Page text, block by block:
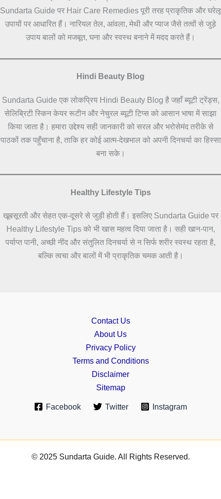
Sundarta Guide पर Hair Care Remedies पूरी तरह प्राकृतिक और घरेलू
उपायों पर आधारित हैं। नारियल तेल, आंवला, मेथी और प्याज जैसे तत्वों से जुड़े
उपाय बालों को मजबूत, घना और स्वस्थ बनाने में मदद करते हैं।
Hindi Beauty Blog
Sundarta Guide एक लोकप्रिय Hindi Beauty Blog है जहाँ ब्यूटी ट्रेंड्स,
सेलिब्रिटी स्किन केयर रूटीन और नेचुरल ब्यूटी टिप्स को आसान भाषा में साझा
किया जाता है। हमारा उद्देश्य सही जानकारी को सरल और भरोसेमंद तरीके से
पाठकों तक पहुँचाना है, ताकि हर कोई आत्म-देखभाल को अपनी दिनचर्या का हिस्सा
बना सके।
Healthy Lifestyle Tips
खूबसूरती और सेहत एक-दूसरे से जुड़ी होती हैं। इसलिए Sundarta Guide पर
Healthy Lifestyle Tips को भी खास महत्व दिया जाता है। सही खान-पान,
पर्याप्त पानी, अच्छी नींद और संतुलित दिनचर्या से न सिर्फ शरीर स्वस्थ रहता है,
बल्कि त्वचा और बालों में भी प्राकृतिक चमक आती है।
Contact Us
About Us
Privacy Policy
Terms and Conditions
Disclaimer
Sitemap
Facebook Twitter Instagram
© 2025 Sundarta Guide. All Rights Reserved.